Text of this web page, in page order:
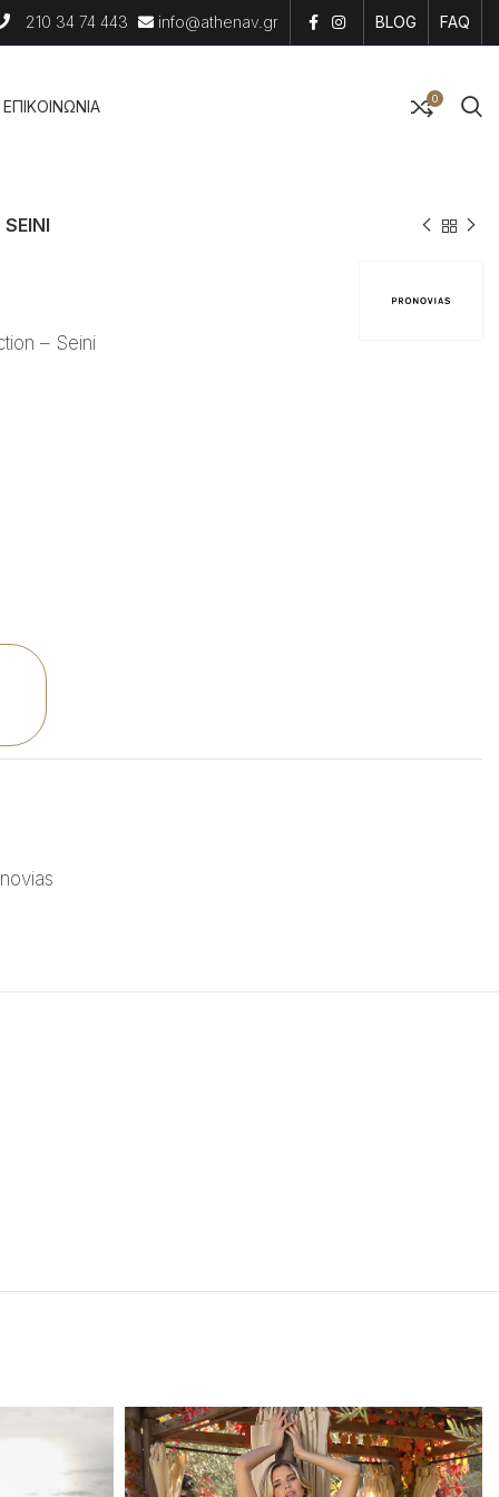
210 34 74 443 info@athenav.gr BLOG FAQ
EΠΙΚΟΙΝΩΝΙΑ 0
SEINI
– Seini